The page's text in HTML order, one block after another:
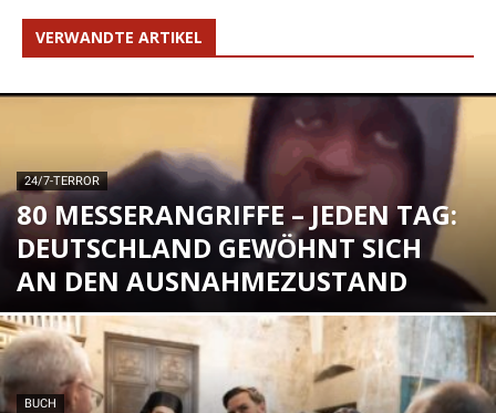
VERWANDTE ARTIKEL
24/7-TERROR
80 MESSERANGRIFFE – JEDEN TAG:
DEUTSCHLAND GEWÖHNT SICH
AN DEN AUSNAHMEZUSTAND
BUCH